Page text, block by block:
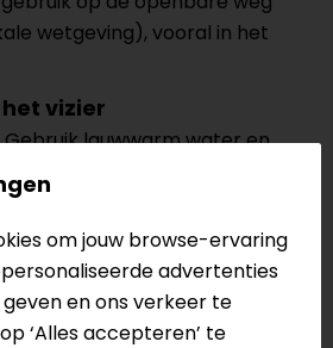
wetgeving), vooral in het
vizier
Gebruik lauwwarm water en
om vuil- en insectenresten
Vermijd agressieve
omdat deze de coating
Ook kun je gebruikmaken van
om jouw vizier en helm
schoon te krijgen!
om jouw browse-ervaring
advertenties
en ons verkeer te
‘Alles accepteren’ te